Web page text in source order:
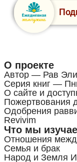
О проекте
Автор — Рав
Серия книг —
О сайте и
Пожертвования
Одобрения
Revivim
Что мы
Отношения
Семья и брак
Народ и Земля